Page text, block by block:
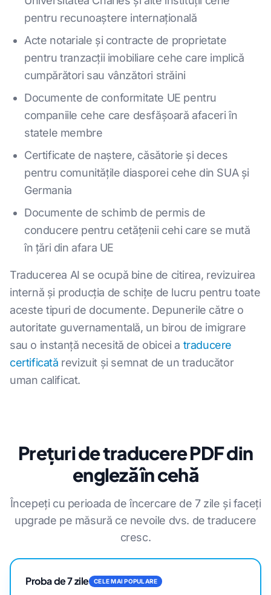
pentru recunoaștere internațională
Acte notariale și contracte de proprietate
pentru tranzacții imobiliare cehe care implică
cumpărători sau vânzători străini
Documente de conformitate UE pentru
companiile cehe care desfășoară afaceri în
statele membre
Certificate de naștere, căsătorie și deces
pentru comunitățile diasporei cehe din SUA și
Germania
Documente de schimb de permis de
conducere pentru cetățenii cehi care se mută
în țări din afara UE
Traducerea AI se ocupă bine de citirea, revizuirea
internă și producția de schițe de lucru pentru toate
aceste tipuri de documente. Depunerile către o
autoritate guvernamentală, un birou de imigrare
sau o instanță necesită de obicei a traducere
certificată revizuit și semnat de un traducător
uman calificat.
Prețuri de traducere PDF din
engleză în cehă
Începeți cu perioada de încercare de 7 zile și faceți
upgrade pe măsură ce nevoile dvs. de traducere
cresc.
Proba de 7 zile CELE MAI POPULARE